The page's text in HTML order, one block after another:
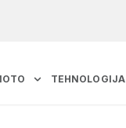
TEHNOLOGIJA